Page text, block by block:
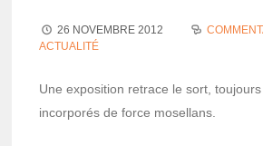
26 NOVEMBRE 2012
ACTUALITÉ
Une expo­si­tion retrace le sort,
incor­po­rés de force mosel­lans.